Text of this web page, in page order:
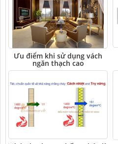
Ưu điểm khi sử dụng vách
ngăn thạch cao